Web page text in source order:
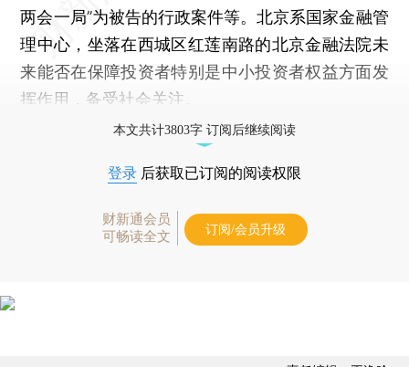
两会一局”为被告的行政案件等。北京系国家金融管
理中心，坐落在西城区红莲南路的北京金融法院未
来能否在保障投资者特别是中小投资者权益方面发
挥作用，备受社会关注。
本文共计3803字 订阅后继续阅读
登录 后获取已订阅的阅读权限
财新通会员
可畅读全文
订阅/会员升级